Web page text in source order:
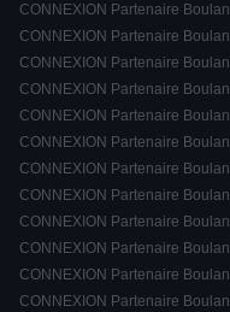
CONNEXION Partenaire
CONNEXION Partenaire
CONNEXION Partenaire
CONNEXION Partenaire
CONNEXION Partenaire
CONNEXION Partenaire
CONNEXION Partenaire
CONNEXION Partenaire
CONNEXION Partenaire
CONNEXION Partenaire
CONNEXION Partenaire
CONNEXION Partenaire